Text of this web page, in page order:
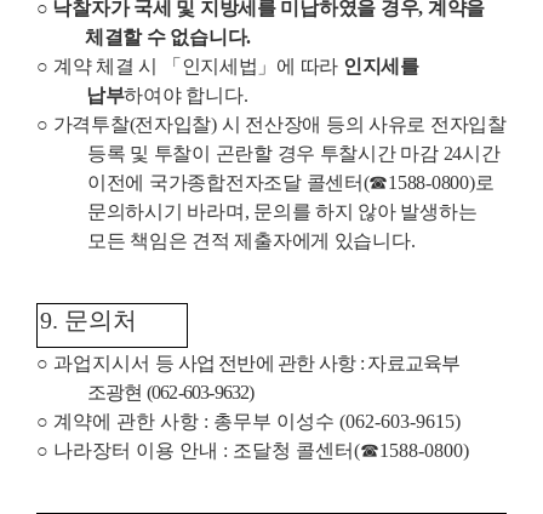
○ 낙찰자가 국세 및 지방세를 미납하였을 경우, 계약을
체결할 수 없습니다.
○ 계약 체결 시 「 인지세법 」 에 따라 인지세를
납부하여야 합니다.
○ 가격투찰(전자입찰) 시 전산장애 등의 사유로 전자입찰
등록 및 투찰이 곤란할 경우 투찰시간 마감 24시간
이전에 국가종합전자조달 콜센터(☎1588-0800)로
문의하시기 바라며 , 문의를 하지 않아 발생하는
모든 책임은 견적 제출자에게 있습니다.
9. 문의처
○ 과업지시서 등 사업 전반에 관한 사항 : 자료교육부
조광현 (062-603-9632)
○ 계약에 관한 사항 : 총무부 이성수(062-603-9615)
○ 나라장터 이용 안내 : 조달청 콜센터(☎1588-0800)